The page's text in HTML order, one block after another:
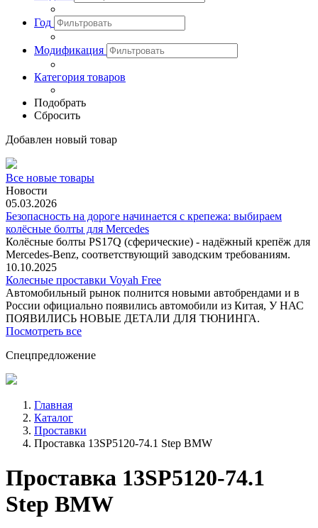
Год
Модификация
Категория товаров
Подобрать
Сбросить
Добавлен новый товар
Все новые товары
Новости
05.03.2026
Безопасность на дороге начинается с крепежа: выбираем
колёсные болты для Mercedes
Колёсные болты PS17Q (сферические) - надёжный крепёж для
Mercedes‑Benz, соответствующий заводским требованиям.
10.10.2025
Колесные проставки Voyah Free
Автомобильный рынок полнится новыми автобрендами и в
России официально появились автомобили из Китая, У НАС
ПОЯВИЛИСЬ НОВЫЕ ДЕТАЛИ ДЛЯ ТЮНИНГА.
Посмотреть все
Спецпредложение
Главная
Каталог
Проставки
Проставка 13SP5120-74.1 Step BMW
Проставка 13SP5120-74.1
Step BMW